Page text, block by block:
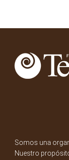
Somos una
Nuestro